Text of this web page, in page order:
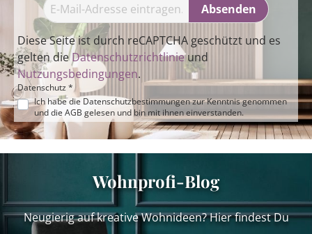
Absenden
Diese Seite ist durch reCAPTCHA geschützt und es
gelten dieDatenschutzrichtlinieund
Nutzungsbedingungen.
Datenschutz *
Ich habe die Datenschutzbestimmungenzur Kenntnis genommen
und die AGB gelesen und bin mit ihnen einverstanden.
Wohnprofi-Blog
Neugierig auf kreative Wohnideen? Hier findest Du